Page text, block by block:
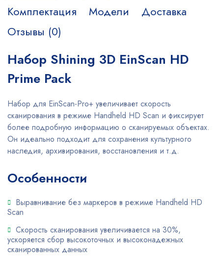
Комплектация
Модели
Доставка
Отзывы (0)
Набор Shining 3D EinScan HD
Prime Pack
Набор для EinScan-Pro+ увеличивает скорость
сканирования в режиме Handheld HD Scan и фиксирует
более подробную информацию о сканируемых объектах.
Он идеально подходит для сохранения культурного
наследия, архивирования, восстановления и т.д.
Особенности
Выравнивание без маркеров в режиме Handheld HD
Scan
Скорость сканирования увеличивается на 30%,
ускоряется сбор высокоточных и высоконадежных
сканированных данных